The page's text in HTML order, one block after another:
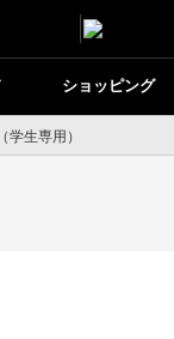
ショッピング
学生専用）